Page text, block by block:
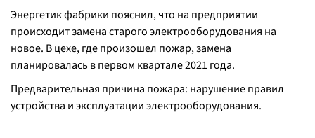
Энергетик фабрики пояснил, что на предприятии
происходит замена старого электрооборудования на
новое. В цехе, где произошел пожар, замена
планировалась в первом квартале 2021 года.
Предварительная причина пожара: нарушение правил
устройства и эксплуатации электрооборудования.